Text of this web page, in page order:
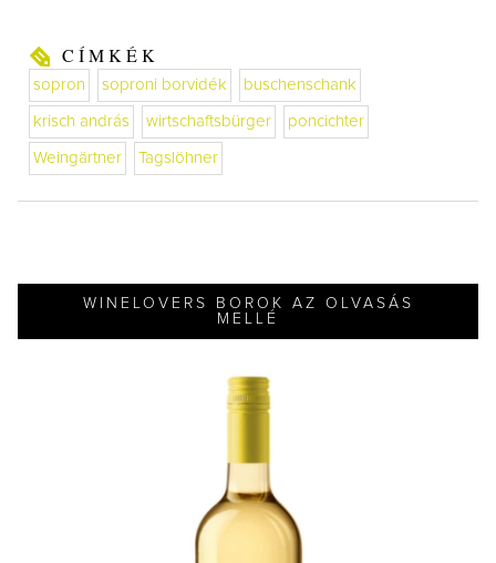
CÍMKÉK
sopron soproni borvidék buschenschank
krisch andrás wirtschaftsbürger poncichter
Weingärtner Tagslöhner
WINELOVERS BOROK AZ OLVASÁS
MELLÉ